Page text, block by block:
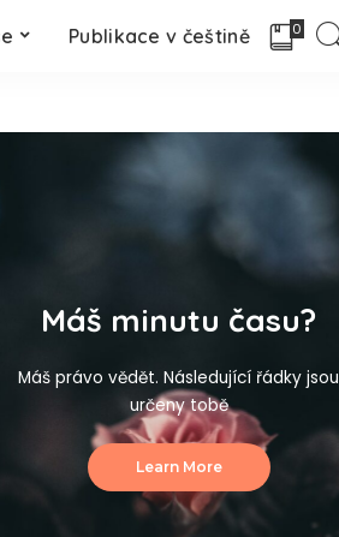
Publikace v češtině 0
Máš minutu času?
Máš právo vědět. Následující řádky jsou
určeny tobě
Learn More